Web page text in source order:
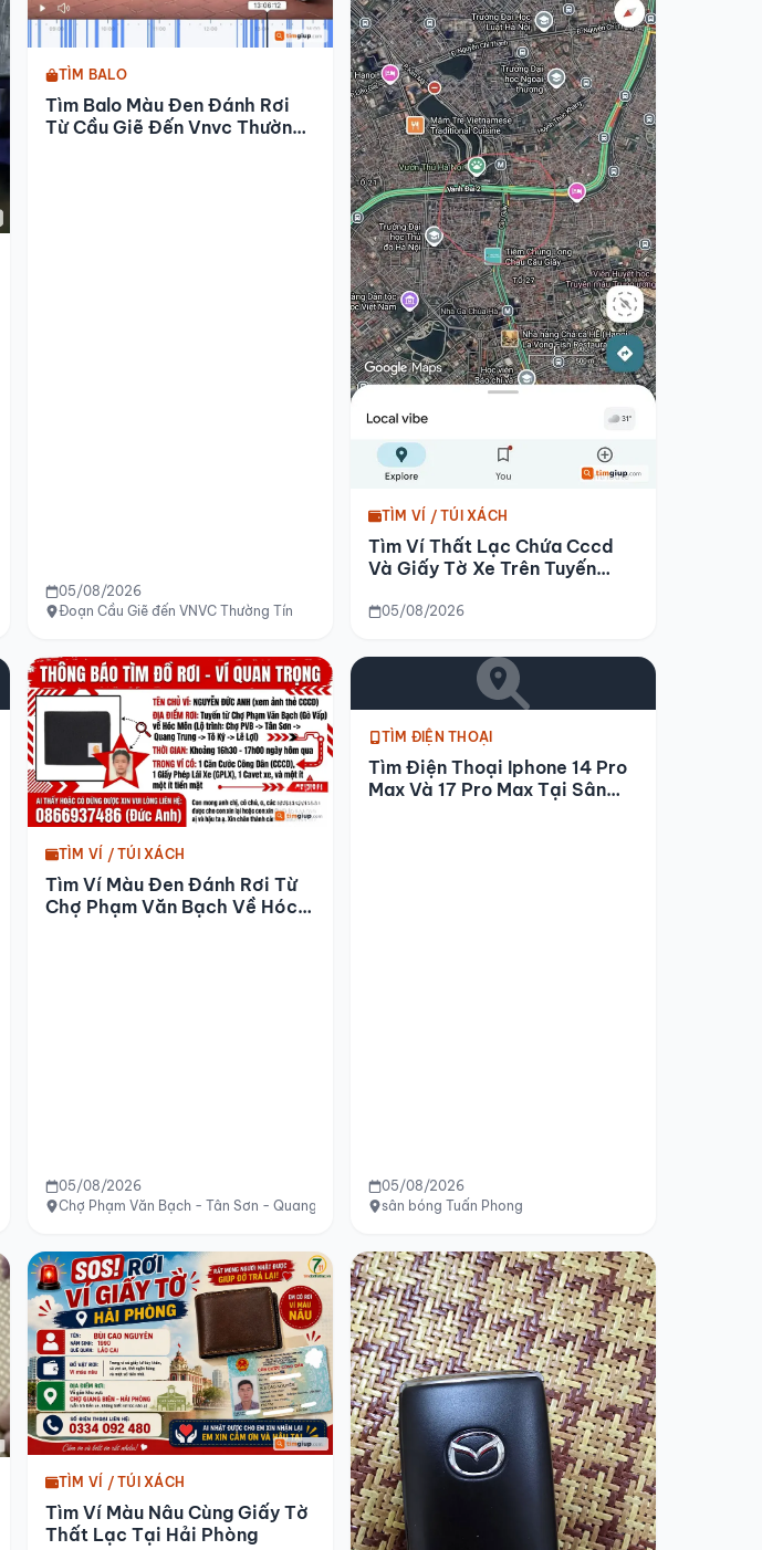
TÌM BALO
Tìm Balo Màu Đen Đánh Rơi
Từ Cầu Giẽ Đến Vnvc Thường
05/08/2026
Đoạn Cầu Giẽ đến VNVC Thường Tín
TÌM VÍ / TÚI XÁCH
Tìm Ví Thất Lạc Chứa Cccd
Và Giấy Tờ Xe Trên Tuyến
05/08/2026
TÌM VÍ / TÚI XÁCH
Tìm Ví Màu Đen Đánh Rơi Từ
Chợ Phạm Văn Bạch Về Hóc
05/08/2026
Chợ Phạm Văn Bạch - Tân Sơn - Quang Trung - Tô Ký - Lê Lợi - Hóc Môn
TÌM ĐIỆN THOẠI
Tìm Điện Thoại Iphone 14 Pro
Max Và 17 Pro Max Tại Sân
05/08/2026
sân bóng Tuấn Phong
TÌM VÍ / TÚI XÁCH
Tìm Ví Màu Nâu Cùng Giấy Tờ
Thất Lạc Tại Hải Phòng